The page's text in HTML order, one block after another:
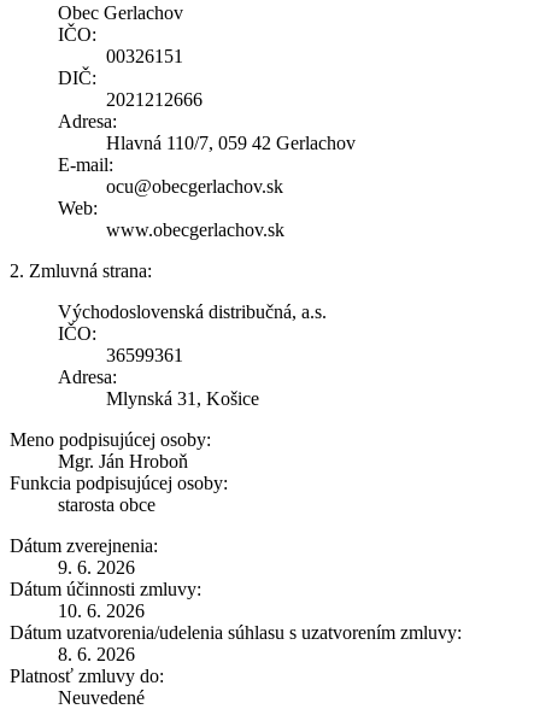
Obec Gerlachov
IČO:
00326151
DIČ:
2021212666
Adresa:
Hlavná 110/7, 059 42 Gerlachov
E-mail:
ocu@obecgerlachov.sk
Web:
www.obecgerlachov.sk
2. Zmluvná strana:
Východoslovenská distribučná, a.s.
IČO:
36599361
Adresa:
Mlynská 31, Košice
Meno podpisujúcej osoby:
Mgr. Ján Hroboň
Funkcia podpisujúcej osoby:
starosta obce
Dátum zverejnenia:
9. 6. 2026
Dátum účinnosti zmluvy:
10. 6. 2026
Dátum uzatvorenia/udelenia súhlasu s uzatvorením zmluvy:
8. 6. 2026
Platnosť zmluvy do:
Neuvedené